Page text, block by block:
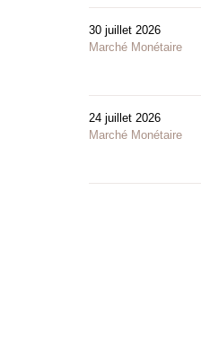
30 juillet 2026
Marché Monétaire
24 juillet 2026
Marché Monétaire